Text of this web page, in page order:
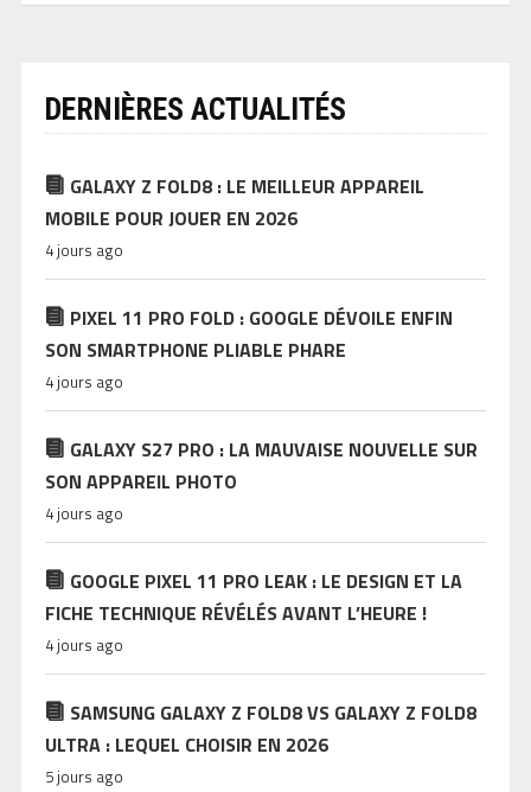
DERNIÈRES ACTUALITÉS
GALAXY Z FOLD8 : LE MEILLEUR APPAREIL
MOBILE POUR JOUER EN 2026
4 jours ago
PIXEL 11 PRO FOLD : GOOGLE DÉVOILE ENFIN
SON SMARTPHONE PLIABLE PHARE
4 jours ago
GALAXY S27 PRO : LA MAUVAISE NOUVELLE SUR
SON APPAREIL PHOTO
4 jours ago
GOOGLE PIXEL 11 PRO LEAK : LE DESIGN ET LA
FICHE TECHNIQUE RÉVÉLÉS AVANT L’HEURE !
4 jours ago
SAMSUNG GALAXY Z FOLD8 VS GALAXY Z FOLD8
ULTRA : LEQUEL CHOISIR EN 2026
5 jours ago